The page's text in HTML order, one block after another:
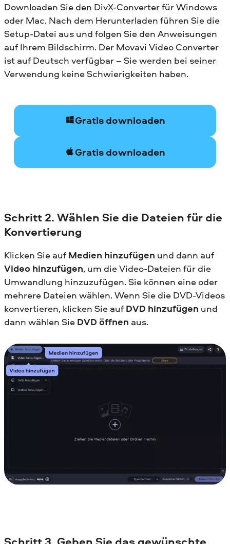
Downloaden Sie den DivX-Converter für Windows
oder Mac. Nach dem Herunterladen führen Sie die
Setup-Datei aus und folgen Sie den Anweisungen
auf Ihrem Bildschirm. Der Movavi Video Converter
ist auf Deutsch verfügbar – Sie werden bei seiner
Verwendung keine Schwierigkeiten haben.
Gratis downloaden
Gratis downloaden
Schritt 2. Wählen Sie die Dateien für die
Konvertierung
Klicken Sie auf Medien hinzufügen und dann auf
Video hinzufügen, um die Video-Dateien für die
Umwandlung hinzuzufügen. Sie können eine oder
mehrere Dateien wählen. Wenn Sie die DVD-Videos
konvertieren, klicken Sie auf DVD hinzufügen und
dann wählen Sie DVD öffnen aus.